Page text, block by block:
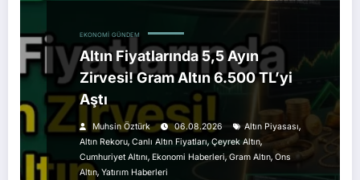
EKONOMI GÜNDEM
Altın Fiyatlarında 5,5 Ayın
Zirvesi! Gram Altın 6.500 TL’yi
Aştı
Muhsin Öztürk 06.08.2026 Altın Piyasası,
Altın Rekoru, Canlı Altın Fiyatları,Çeyrek Altın,
Cumhuriyet Altını, Ekonomi Haberleri, Gram Altın, Ons
Altın, Yatırım Haberleri